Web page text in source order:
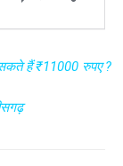
सकते हैं ₹11000 रुपए ?